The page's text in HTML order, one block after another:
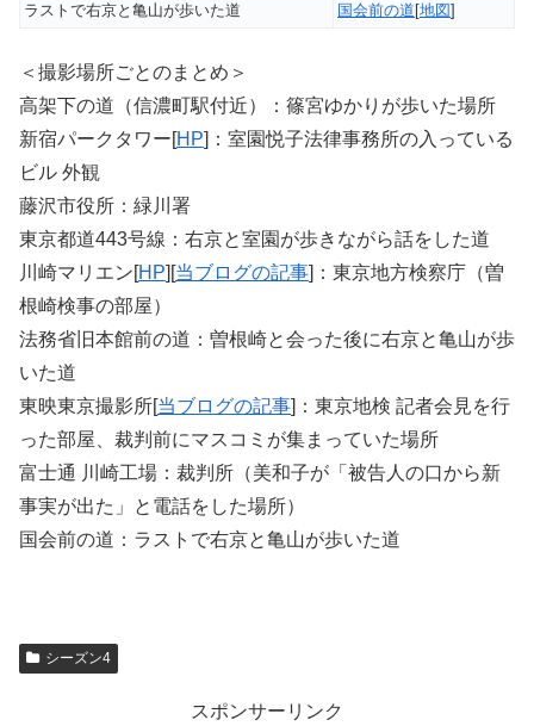
ラストで右京と亀山が歩いた道 国会前の道 [地図]
＜撮影場所ごとのまとめ＞
高架下の道（信濃町駅付近）：篠宮ゆかりが歩いた場所
新宿パークタワー[HP]：室園悦子法律事務所の入っている
ビル 外観
藤沢市役所：緑川署
東京都道443号線：右京と室園が歩きながら話をした道
川崎マリエン[HP][当ブログの記事]：東京地方検察庁（曽
根崎検事の部屋）
法務省旧本館前の道：曽根崎と会った後に右京と亀山が歩
いた道
東映東京撮影所[当ブログの記事]：東京地検 記者会見を行
った部屋、裁判前にマスコミが集まっていた場所
富士通 川崎工場：裁判所（美和子が「被告人の口から新
事実が出た」と電話をした場所）
国会前の道：ラストで右京と亀山が歩いた道
シーズン4
スポンサーリンク